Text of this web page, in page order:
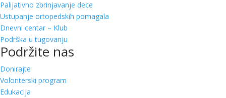
Palijativno zbrinjavanje dece
Ustupanje ortopedskih pomagala
Dnevni centar – Klub
Podrška u tugovanju
Podržite nas
Donirajte
Volonterski program
Edukacija